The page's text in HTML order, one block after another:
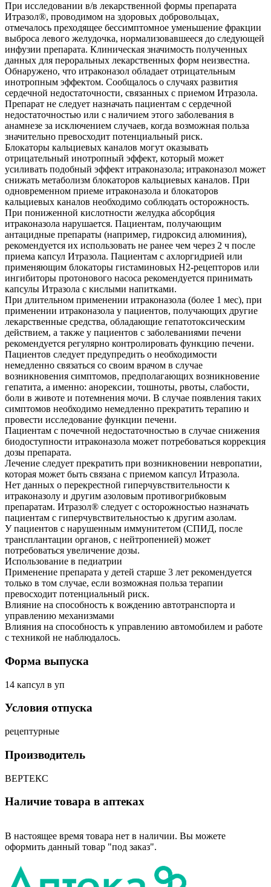
При исследовании в/в лекарственной формы препарата
Итразол®, проводимом на здоровых добровольцах,
отмечалось преходящее бессимптомное уменьшение фракции
выброса левого желудочка, нормализовавшееся до следующей
инфузии препарата. Клиническая значимость полученных
данных для пероральных лекарственных форм неизвестна.
Обнаружено, что итраконазол обладает отрицательным
инотропным эффектом. Сообщалось о случаях развития
сердечной недостаточности, связанных с приемом Итразола.
Препарат не следует назначать пациентам с сердечной
недостаточностью или с наличием этого заболевания в
анамнезе за исключением случаев, когда возможная польза
значительно превосходит потенциальный риск.
Блокаторы кальциевых каналов могут оказывать
отрицательный инотропный эффект, который может
усиливать подобный эффект итраконазола; итраконазол может
снижать метаболизм блокаторов кальциевых каналов. При
одновременном приеме итраконазола и блокаторов
кальциевых каналов необходимо соблюдать осторожность.
При пониженной кислотности желудка абсорбция
итраконазола нарушается. Пациентам, получающим
антацидные препараты (например, гидроксид алюминия),
рекомендуется их использовать не ранее чем через 2 ч после
приема капсул Итразола. Пациентам с ахлоргидрией или
применяющим блокаторы гистаминовых Н2-рецепторов или
ингибиторы протонового насоса рекомендуется принимать
капсулы Итразола с кислыми напитками.
При длительном применении итраконазола (более 1 мес), при
применении итраконазола у пациентов, получающих другие
лекарственные средства, обладающие гепатотоксическим
действием, а также у пациентов с заболеваниями печени
рекомендуется регулярно контролировать функцию печени.
Пациентов следует предупредить о необходимости
немедленно связаться со своим врачом в случае
возникновения симптомов, предполагающих возникновение
гепатита, а именно: анорексии, тошноты, рвоты, слабости,
боли в животе и потемнения мочи. В случае появления таких
симптомов необходимо немедленно прекратить терапию и
провести исследование функции печени.
Пациентам с почечной недостаточностью в случае снижения
биодоступности итраконазола может потребоваться коррекция
дозы препарата.
Лечение следует прекратить при возникновении невропатии,
которая может быть связана с приемом капсул Итразола.
Нет данных о перекрестной гиперчувствительности к
итраконазолу и другим азоловым противогрибковым
препаратам. Итразол® следует с осторожностью назначать
пациентам с гиперчувствительностью к другим азолам.
У пациентов с нарушенным иммунитетом (СПИД, после
трансплантации органов, с нейтропенией) может
потребоваться увеличение дозы.
Использование в педиатрии
Применение препарата у детей старше 3 лет рекомендуется
только в том случае, если возможная польза терапии
превосходит потенциальный риск.
Влияние на способность к вождению автотранспорта и
управлению механизмами
Влияния на способность к управлению автомобилем и работе
с техникой не наблюдалось.
Форма выпуска
14 капсул в уп
Условия отпуска
рецептурные
Производитель
ВЕРТЕКС
Наличие товара в аптеках
В настоящее время товара нет в наличии. Вы можете
оформить данный товар "под заказ".